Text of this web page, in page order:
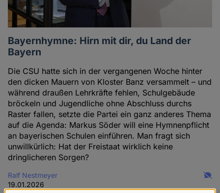
Bayernhymne: Hirn mit dir, du Land der
Bayern
Die CSU hatte sich in der vergangenen Woche hinter
den dicken Mauern von Kloster Banz versammelt – und
während draußen Lehrkräfte fehlen, Schulgebäude
bröckeln und Jugendliche ohne Abschluss durchs
Raster fallen, setzte die Partei ein ganz anderes Thema
auf die Agenda: Markus Söder will eine Hymnenpflicht
an bayerischen Schulen einführen. Man fragt sich
unwillkürlich: Hat der Freistaat wirklich keine
dringlicheren Sorgen?
Ralf Nestmeyer
19.01.2026